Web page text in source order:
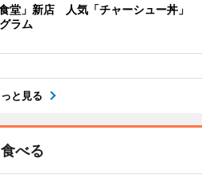
堂」新店 人気「チャーシュー丼」
ラム
と見る
食べる